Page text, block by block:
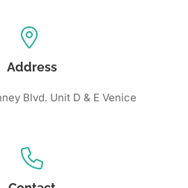
Address
Blvd. Unit D & E Venice